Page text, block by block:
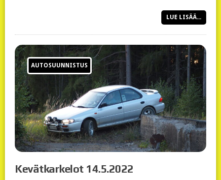
LUE LISÄÄ...
AUTOSUUNNISTUS
Kevätkarkelot 14.5.2022